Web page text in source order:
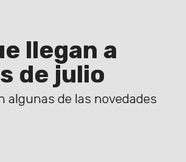
llegan a
de julio
algunas de las novedades